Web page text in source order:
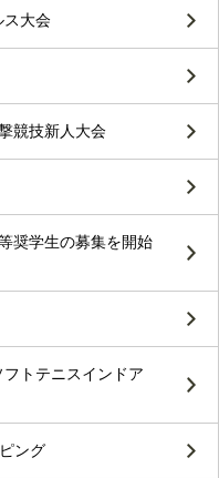
ス大会
競技新人大会
奨学生の募集を開始
フトテニスインドア
ング